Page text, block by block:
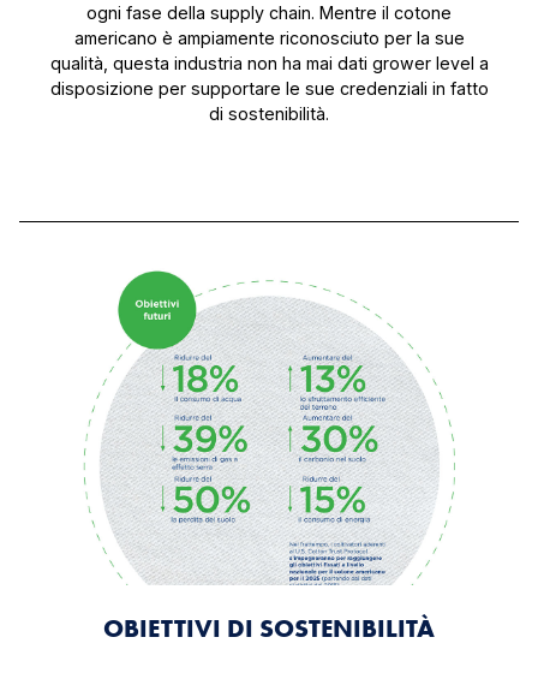
ogni fase della supply chain. Mentre il cotone
americano è ampiamente riconosciuto per la sue
qualità, questa industria non ha mai dati grower level a
disposizione per supportare le sue credenziali in fatto
di sostenibilità.
OBIETTIVI DI SOSTENIBILITÀ